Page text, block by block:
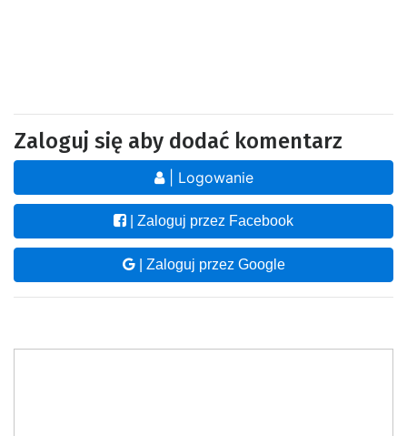
Zaloguj się aby dodać komentarz
| Logowanie
| Zaloguj przez Facebook
| Zaloguj przez Google